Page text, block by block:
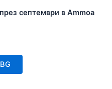
септември в Ammoa